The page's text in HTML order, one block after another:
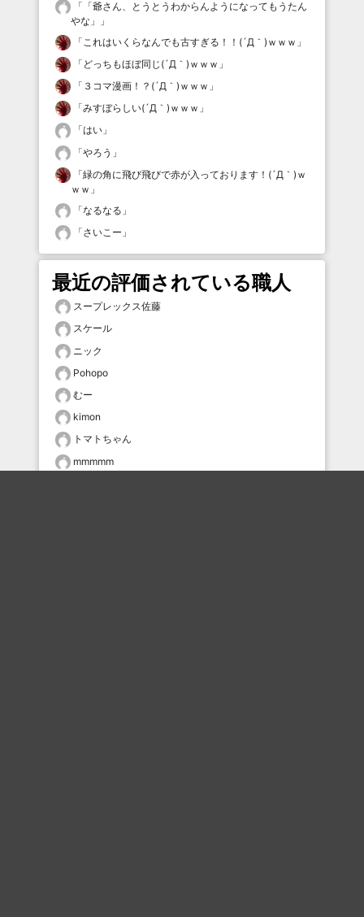
「 「爺さん、とうとうわからんようになってもうたん
やな」
」
「 これはいくらなんでも古すぎる！！(´Д｀)ｗｗｗ 」
「 どっちもほぼ同じ(´Д｀)ｗｗｗ 」
「 ３コマ漫画！？(´Д｀)ｗｗｗ 」
「みすぼらしい(´Д｀)ｗｗｗ 」
「はい 」
「やろう 」
「緑の角に飛び飛びで赤が入っております！(´Д｀)ｗ
ｗｗ 」
「なるなる 」
「さいこー 」
最近の評価されている職人
スープレックス佐藤
スケール
ニック
Pohopo
むー
kimon
トマトちゃん
mmmmm